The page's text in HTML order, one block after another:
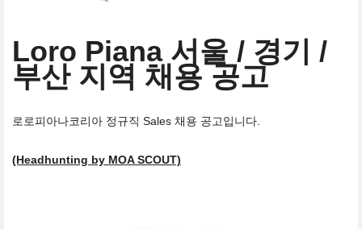
Loro Piana 서울 / 경기 /
부산 지역 채용 공고
로로피아나코리아 정규직 Sales 채용 공고입니다.
(Headhunting by MOA SCOUT)